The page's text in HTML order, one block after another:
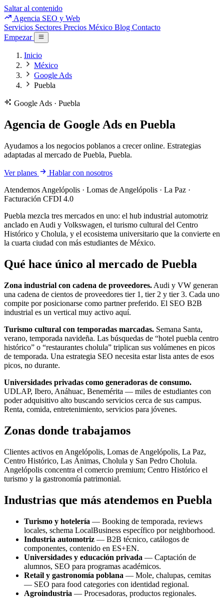
Saltar al contenido
Agencia SEO y Web
Servicios Sectores Precios México Blog Contacto
Empezar
Inicio
México
Google Ads
Puebla
Google Ads · Puebla
Agencia de Google Ads en Puebla
Ayudamos a los negocios poblanos a crecer online. Estrategias
adaptadas al mercado de Puebla, Puebla.
Ver planes
Hablar con nosotros
Atendemos Angelópolis · Lomas de Angelópolis · La Paz ·
Facturación CFDI 4.0
Puebla mezcla tres mercados en uno: el hub industrial automotriz
anclado en Audi y Volkswagen, el turismo cultural del Centro
Histórico y Cholula, y el ecosistema universitario que la convierte en
la cuarta ciudad con más estudiantes de México.
Qué hace único al mercado de Puebla
Zona industrial con cadena de proveedores. Audi y VW generan
una cadena de cientos de proveedores tier 1, tier 2 y tier 3. Cada uno
compite por posicionarse como partner preferido. El SEO B2B
industrial es un vertical muy activo aquí.
Turismo cultural con temporadas marcadas. Semana Santa,
verano, temporada navideña. Las búsquedas de “hotel puebla centro
histórico” o “restaurantes cholula” triplican sus volúmenes en picos
de temporada. Una estrategia SEO necesita estar lista antes de esos
picos, no durante.
Universidades privadas como generadoras de consumo.
UDLAP, Ibero, Anáhuac, Benemérita — miles de estudiantes con
poder adquisitivo alto buscando servicios cerca de sus campus.
Renta, comida, entretenimiento, servicios para jóvenes.
Zonas donde trabajamos
Clientes activos en Angelópolis, Lomas de Angelópolis, La Paz,
Centro Histórico, Las Ánimas, Cholula y San Pedro Cholula.
Angelópolis concentra el comercio premium; Centro Histórico el
turismo y la gastronomía patrimonial.
Industrias que más atendemos en Puebla
Turismo y hotelería — Booking de temporada, reviews
locales, schema LocalBusiness específico por neighborhood.
Industria automotriz — B2B técnico, catálogos de
componentes, contenido en ES+EN.
Universidades y educación privada — Captación de
alumnos, SEO para programas académicos.
Retail y gastronomía poblana — Mole, chalupas, cemitas
— SEO para food categories con identidad regional.
Agroindustria — Procesadoras, productos regionales.